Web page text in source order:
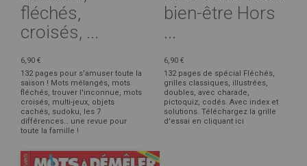
fléchés,
croisés, ...
6,90 €
132 pages pour s'amuser toute la
saison ! Mots mélangés, mots
fléchés, trouver l'inconnue, mots
croisés, multi-jeux, objets
cachés, sudoku, les 7
différences… une revue pour
toute la famille !
bien-être Hors
...
6,90 €
132 pages de spécial Fléchés,
grilles classiques, illustrées,
doubles, avec charade,
pictoquiz, codés. Avec index et
solutions. Téléchargez la grille
d'essai en cliquant ici